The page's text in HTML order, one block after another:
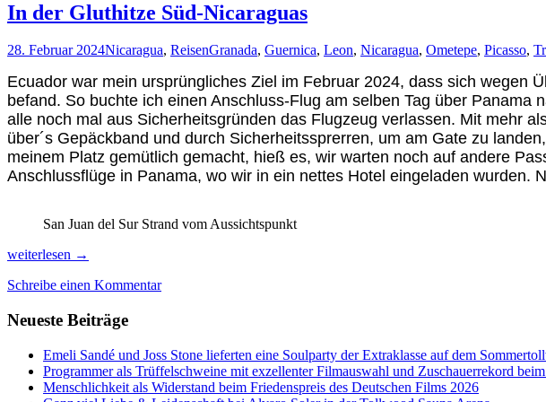
In der Gluthitze Süd-Nicaraguas
28. Februar 2024Nicaragua, ReisenGranada, Guernica, Leon, Nicaragua, Ometepe, Picasso,
Ecuador war mein ursprüngliches Ziel im Februar 2024, dass sich wegen
befand. So buchte ich einen Anschluss-Flug am selben Tag über
alle noch mal aus Sicherheitsgründen das Flugzeug verlassen. Mit mehr
über´s Gepäckband und durch Sicherheitssprerren, um am Gate zu
meinem Platz gemütlich gemacht, hieß es, wir warten noch auf andere
Anschlussflüge in Panama, wo wir in ein nettes Hotel eingeladen wurden.
San Juan del Sur Strand vom Aussichtspunkt
In
Gluthitze
Nicaraguas
weiterlesen →
Schreibe einen Kommentar
Neueste Beiträge
Emeli Sandé und Joss Stone lieferten eine Soulparty der Extraklasse auf dem
Programmer als Trüffelschweine mit exzellenter Filmauswahl und Zuschauerrekord
Menschlichkeit als Widerstand beim Friedenspreis des Deutschen Films 2026